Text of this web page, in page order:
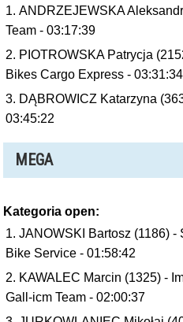
ANDRZEJEWSKA
Team - 03:17:39
PIOTROWSKA Patrycja
Bikes Cargo Express -
DĄBROWICZ Katarzyna
03:45:22
MEGA
Kategoria open:
JANOWSKI Bartosz (1186) -
Bike Service - 01:58:42
KAWALEC Marcin (1325) -
Gall-icm Team - 02:00:37